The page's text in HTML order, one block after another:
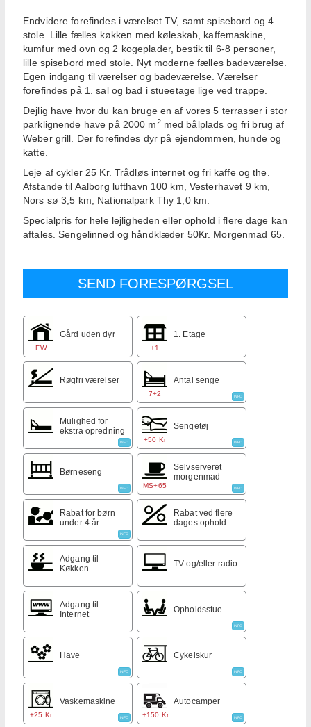
Endvidere forefindes i værelset TV, samt spisebord og 4
stole. Lille fælles køkken med køleskab, kaffemaskine,
kumfur med ovn og 2 kogeplader, bestik til 6-8 personer,
lille spisebord med stole. Nyt moderne fælles badeværelse.
Egen indgang til værelser og badeværelse. Værelser
forefindes på 1. sal og bad i stueetage lige ved trappe.
Dejlig have hvor du kan bruge en af vores 5 terrasser i stor
parklignende have på 2000 m2med bålplads og fri brug af
Weber grill. Der forefindes dyr på ejendommen, hunde og
katte.
Leje af cykler 25 Kr. Trådløs internet og fri kaffe og the.
Afstande til Aalborg lufthavn 100 km, Vesterhavet 9 km,
Nors sø 3,5 km, Nationalpark Thy 1,0 km.
Specialpris for hele lejligheden eller ophold i flere dage kan
aftales. Sengelinned og håndklæder 50Kr. Morgenmad 65.
FW
Gård uden dyr
+1
1. Etage
Røgfri værelser
7+2
Antal senge
INFO
Mulighed for
ekstra opredning
INFO +50 Kr
Sengetøj
INFO
Børneseng
INFO MS+65
Selvserveret
morgenmad
INFO
Rabat for børn
under 4 år
INFO
Rabat ved flere
dages ophold
Adgang til
Køkken
TV og/eller radio
Adgang til
Internet
Opholdsstue
INFO
Have
INFO
Cykelskur
INFO
+25 Kr
Vaskemaskine
INFO +150 Kr
Autocamper
INFO